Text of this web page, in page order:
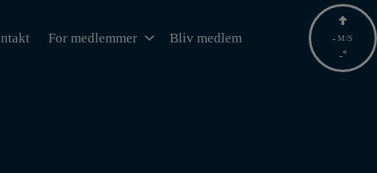
For medlemmer Bliv medlem - M/S
-